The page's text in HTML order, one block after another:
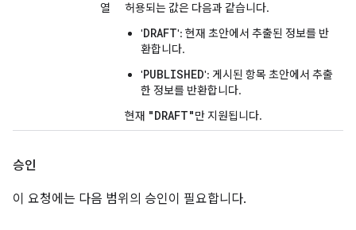
열
허용되는 값은 다음과 같습니다.
'DRAFT': 현재 초안에서 추출된 정보를 반
환합니다.
'PUBLISHED': 게시된 항목 초안에서 추출
한 정보를 반환합니다.
현재 "DRAFT"만 지원됩니다.
승인
이 요청에는 다음 범위의 승인이 필요합니다.